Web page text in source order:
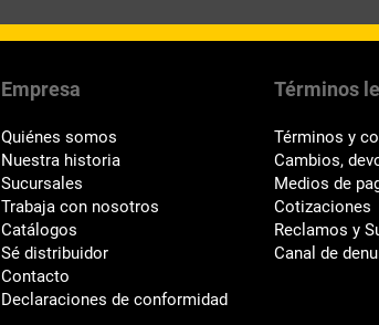
Empresa
Quiénes somos
Nuestra historia
Sucursales
Trabaja con nosotros
Catálogos
Sé distribuidor
Contacto
Declaraciones de conformidad
Términos
Términos y
Cambios,
Medios de
Cotizaciones
Reclamos y
Canal de